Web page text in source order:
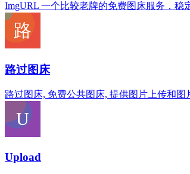
ImgURL 一个比较老牌的免费图床服务，稳
路过图床
路过图床, 免费公共图床, 提供图片上传和
Upload